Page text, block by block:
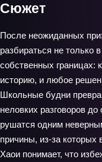
Сюжет
После неожиданных
разбираться не только
собственных границах:
историю, и любое
Школьные будни
неловких разговоров
рушатся одним
причины, из‑за
Хаои понимает, что